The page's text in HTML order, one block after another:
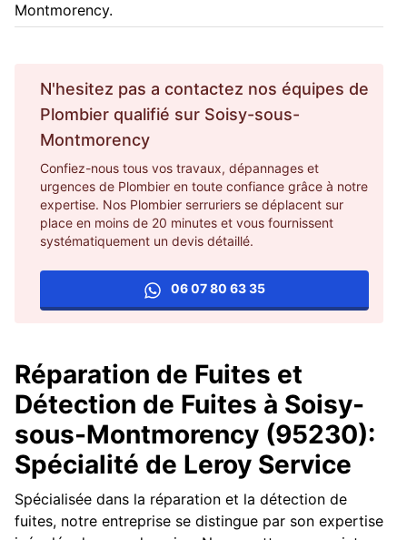
Montmorency.
N'hesitez pas a contactez nos équipes de
Plombier qualifié sur Soisy-sous-
Montmorency
Confiez-nous tous vos travaux, dépannages et
urgences de Plombier en toute confiance grâce à notre
expertise. Nos Plombier serruriers se déplacent sur
place en moins de 20 minutes et vous fournissent
systématiquement un devis détaillé.
06 07 80 63 35
Réparation de Fuites et
Détection de Fuites à Soisy-
sous-Montmorency (95230):
Spécialité de Leroy Service
Spécialisée dans la réparation et la détection de
fuites, notre entreprise se distingue par son expertise